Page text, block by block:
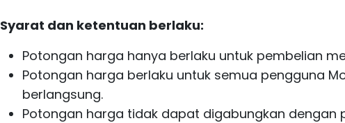
Syarat dan ketentuan berlaku:
Potongan harga hanya berlaku untuk pembelian
Potongan harga berlaku untuk semua pengguna
berlangsung.
Potongan harga tidak dapat digabungkan dengan